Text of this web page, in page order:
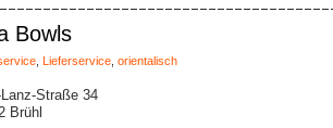
Bowls
Lieferservice orientalisch
Straße 34
Brühl